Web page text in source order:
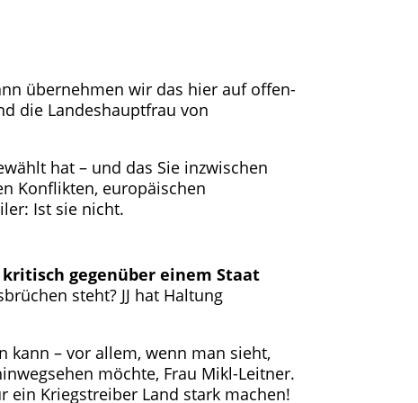
übernehmen wir das hier auf offen-
die Landeshauptfrau von
hat – und das Sie inzwischen
Konflikten, europäischen
Ist sie nicht.
kritisch gegenüber einem Staat
steht? JJ hat Haltung
kann – vor allem, wenn man sieht,
möchte, Frau Mikl-Leitner.
ein Kriegstreiber Land stark machen!